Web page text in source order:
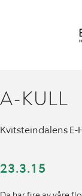
A-KULL
Kvitsteindalens E-
23.3.15